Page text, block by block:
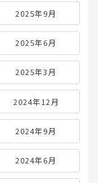
2025年9月
2025年6月
2025年3月
2024年12月
2024年9月
2024年6月